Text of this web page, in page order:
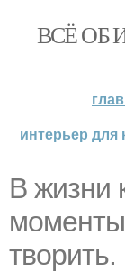
ВСЁ ОБ
интерьер для
В жизни
моменты
творить.